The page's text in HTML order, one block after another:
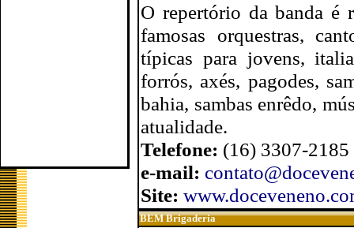
O repertório da banda é
famosas orquestras,
típicas para jovens,
forrós, axés, pagodes,
bahia, sambas enrêdo,
atualidade.
Telefone: (16) 3307-
e-mail:
Site:
BEM Brigaderia